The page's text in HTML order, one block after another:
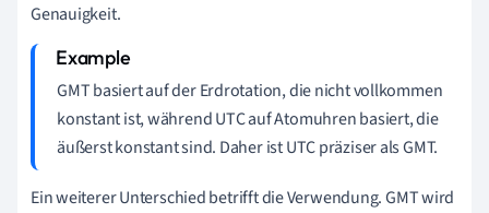
Genauigkeit.
GMT basiert auf der Erdrotation, die nicht vollkommen
konstant ist, während UTC auf Atomuhren basiert, die
äußerst konstant sind. Daher ist UTC präziser als GMT.
Ein weiterer Unterschied betrifft die Verwendung. GMT wird